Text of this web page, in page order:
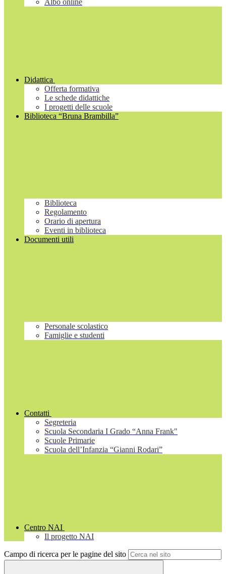
Albo online
Didattica
Offerta formativa
Le schede didattiche
I progetti delle scuole
Biblioteca “Bruna Brambilla”
Biblioteca
Regolamento
Orario di apertura
Eventi in biblioteca
Documenti utili
Personale scolastico
Famiglie e studenti
Contatti
Segreteria
Scuola Secondaria I Grado “Anna Frank"
Scuole Primarie
Scuola dell’Infanzia “Gianni Rodari”
Centro NAI
Il progetto NAI
Campo di ricerca per le pagine del sito